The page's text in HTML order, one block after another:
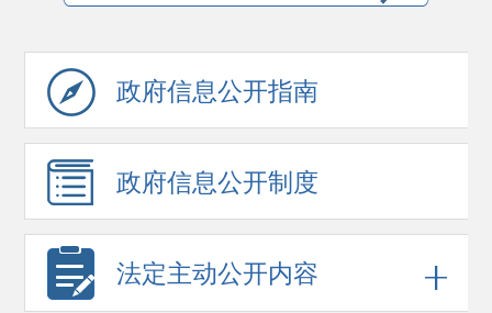
政府信息公开指南
政府信息公开制度
法定主动公开内容